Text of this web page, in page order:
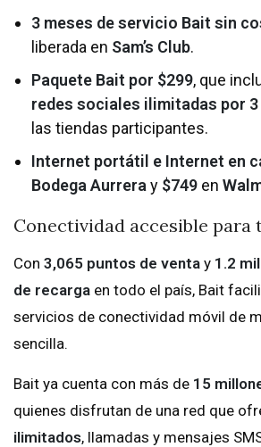
3 meses de servicio Bait sin
liberada en Sam’s Club.
Paquete Bait por $299, que
redes sociales ilimitadas por 3
las tiendas participantes.
Internet portátil e Internet en
Bodega Aurrera y $749 en
Conectividad accesible para
Con 3,065 puntos de venta y 1.2
de recarga en todo el país, Bait
servicios de conectividad móvil de
sencilla.
Bait ya cuenta con más de 15
quienes disfrutan de una red que
ilimitados, llamadas y mensajes